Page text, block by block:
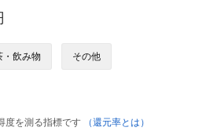
・飲み物 その他
度を測る指標です
（還元率とは）